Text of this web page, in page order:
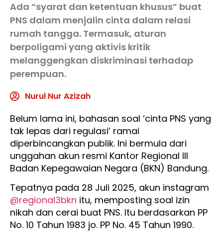
Ada “syarat dan ketentuan khusus” buat
PNS dalam menjalin cinta dalam relasi
rumah tangga. Termasuk, aturan
berpoligami yang aktivis kritik
melanggengkan diskriminasi terhadap
perempuan.
Nurul Nur Azizah
Belum lama ini, bahasan soal ‘cinta PNS yang
tak lepas dari regulasi’ ramai
diperbincangkan publik. Ini bermula dari
unggahan akun resmi Kantor Regional III
Badan Kepegawaian Negara (BKN) Bandung.
Tepatnya pada 28 Juli 2025, akun instagram
@regional3bkn itu, memposting soal izin
nikah dan cerai buat PNS. Itu berdasarkan PP
No. 10 Tahun 1983 jo. PP No. 45 Tahun 1990.